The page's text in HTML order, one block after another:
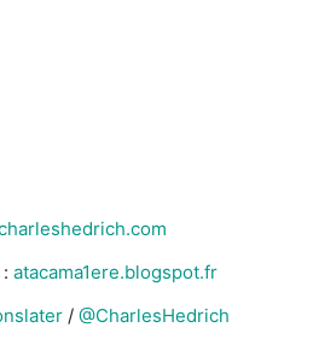
: atacama1ere.blogspot.fr
/ @CharlesHedrich